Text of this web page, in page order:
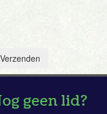
geen lid?